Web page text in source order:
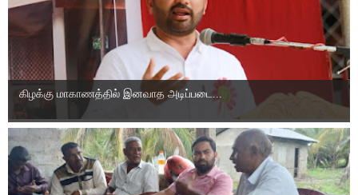
கிழக்கு மாகாணத்தில் இனவாத அடிப்படை...